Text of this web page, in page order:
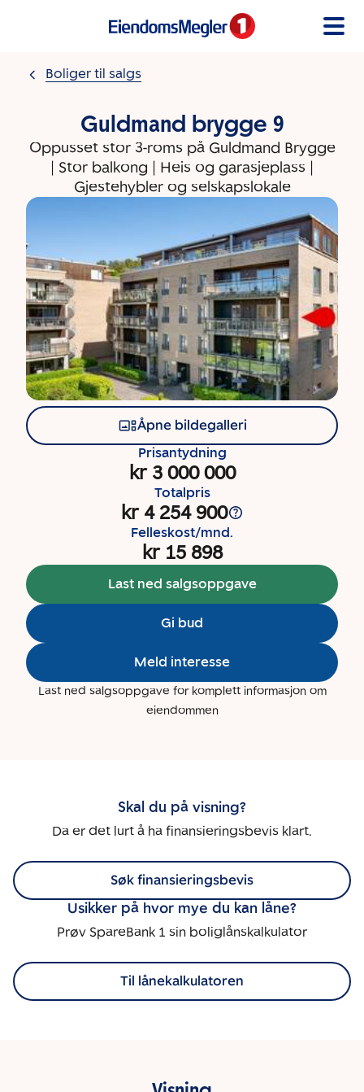
Boliger til salgs
Guldmand brygge 9
Oppusset stor 3-roms på Guldmand Brygge
| Stor balkong | Heis og garasjeplass |
Gjestehybler og selskapslokale
Åpne bildegalleri
Prisantydning
kr 3 000 000
Totalpris
kr 4 254 900
Felleskost/mnd.
kr 15 898
Last ned salgsoppgave
Gi bud
Meld interesse
Last ned salgsoppgave for komplett informasjon om
eiendommen
Skal du på visning?
Da er det lurt å ha finansieringsbevis klart.
Søk finansieringsbevis
Usikker på hvor mye du kan låne?
Prøv SpareBank 1 sin boliglånskalkulator
Til lånekalkulatoren